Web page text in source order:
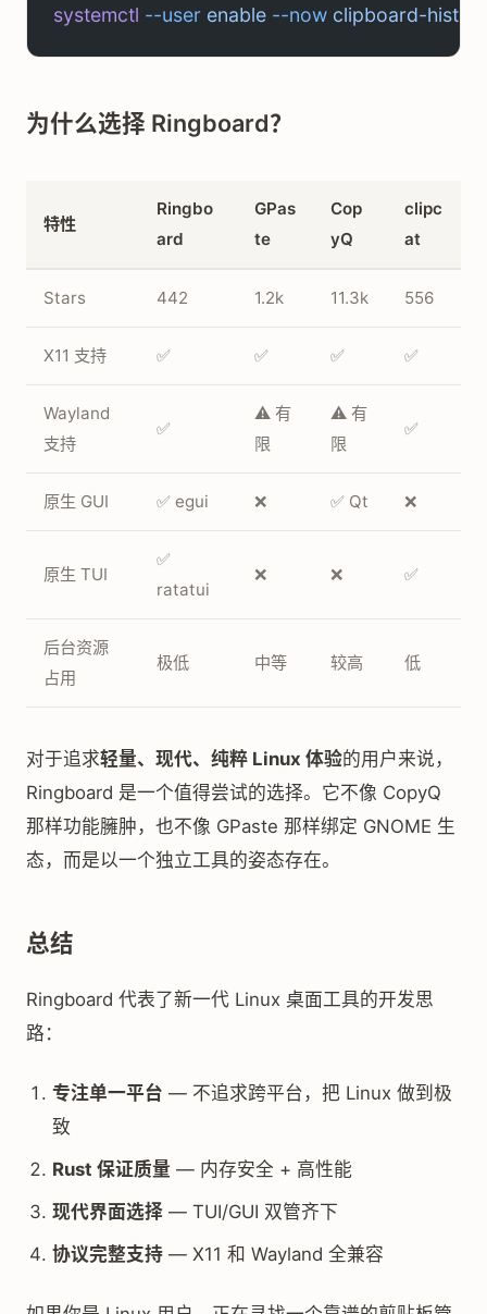
systemctl --user enable --now clipboard-
为什么选择 Ringboard？
特性
Ringbo
ard
GPas
te
Cop
yQ
clipc
at
Stars 442 1.2k 11.3k 556
X11 支持 ✅ ✅ ✅ ✅
Wayland
支持
✅
⚠️ 有
限
⚠️ 有
限
✅
原生 GUI ✅ egui ❌ ✅ Qt ❌
原生 TUI
✅
ratatui
❌ ❌ ✅
后台资源
占用
极低 中等 较高 低
对于追求轻量、现代、纯粹 Linux 体验的用户来说，
Ringboard 是一个值得尝试的选择。它不像 CopyQ
那样功能臃肿，也不像 GPaste 那样绑定 GNOME 生
态，而是以一个独立工具的姿态存在。
总结
Ringboard 代表了新一代 Linux 桌面工具的开发思
路：
专注单一平台 — 不追求跨平台，把 Linux 做到极
致
Rust 保证质量 — 内存安全 + 高性能
现代界面选择 — TUI/GUI 双管齐下
协议完整支持 — X11 和 Wayland 全兼容